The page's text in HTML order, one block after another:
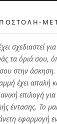
σχεδιαστεί
τα όριά σου,
στην
έχει απαλή
επιλογή
έντασης. Το
εφαρμογή